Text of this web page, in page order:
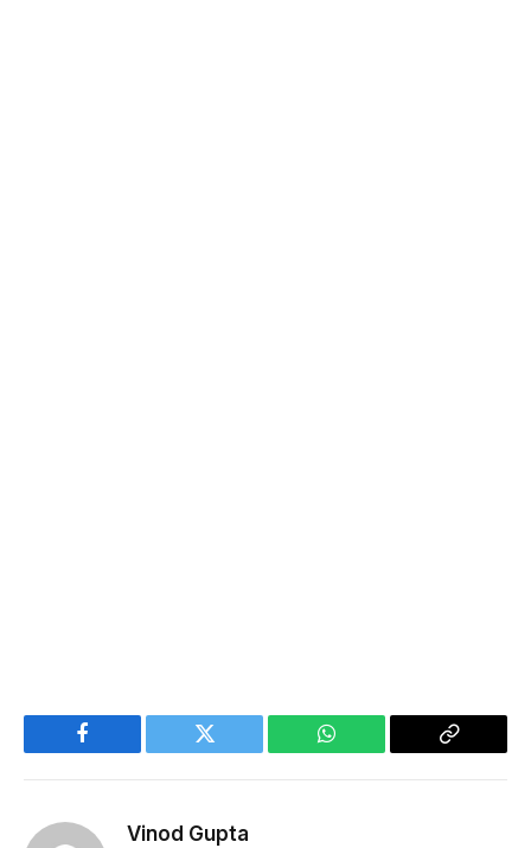
Facebook Twitter WhatsApp
Copy
Vinod Gupta